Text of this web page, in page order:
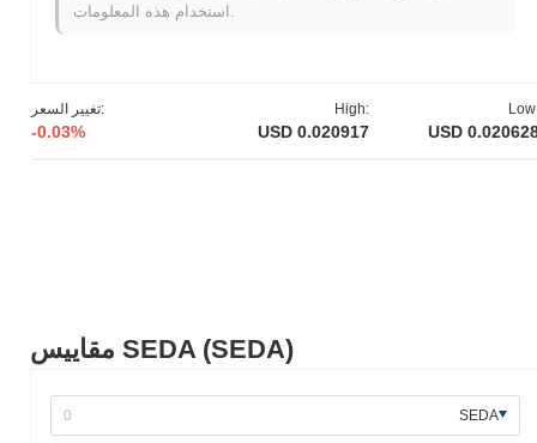
مقاييس SEDA (SEDA)
SEDA
تغيير السعر:
-0.03%
High:
USD 0.020917 USD
المبكرة على إنشاء نظام بيئي قوي يدعم التطبيقات والخدمات
الأساسية وضعت مسار نمو SEDA وأرست الأساس لتطويره المستمر
يتم الانتهاء من الشراكات المستهدفة بحلول منتصف عام 2024. هذه
المبادرات هي جزء من خارطة طريق SEDA الأوسع لتعزيز قدرات
خلال قنوات الاتصال الرسمية الخاصة بهم، مما يضمن الشفافية
ومشاركة المجتمع في عملية التطوير.